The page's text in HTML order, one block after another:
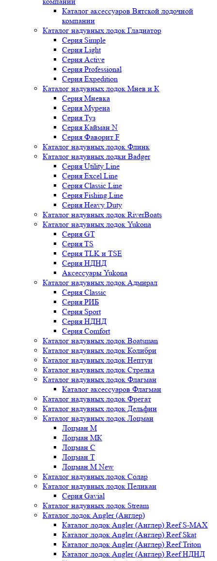
Каталог аксессуаров Вятской лодочной
компании
Каталог надувных лодок Гладиатор
Серия Simple
Серия Light
Серия Active
Серия Professional
Серия Expedition
Каталог надувных лодок Мнев и К
Серия Мневка
Серия Мурена
Серия Туз
Серия Кайман N
Серия Фаворит F
Каталог надувных лодок Флинк
Каталог надувных лодки Badger
Серия Utility Line
Серия Excel Line
Серия Classic Line
Серия Fishing Line
Серия Heavy Duty
Каталог надувных лодок RiverBoats
Каталог надувных лодок Yukona
Серия GT
Серия TS
Серия TLK и TSE
Серия НДНД
Аксессуары Yukona
Каталог надувных лодок Адмирал
Серия Classic
Серия РИБ
Серия Sport
Серия НДНД
Серия Comfort
Каталог надувных лодок Boatsman
Каталог надувных лодок Колибри
Каталог надувных лодок Нептун
Каталог надувных лодок Стрелка
Каталог надувных лодок Флагман
Каталог аксессуаров Флагман
Каталог надувных лодок Фрегат
Каталог надувных лодок Дельфин
Каталог надувных лодок Лоцман
Лоцман М
Лоцман МК
Лоцман С
Лоцман Т
Лоцман М New
Каталог надувных лодок Солар
Каталог надувных лодок Пеликан
Серия Gavial
Каталог надувных лодок Stream
Каталог лодок Angler (Англер)
Каталог лодок Angler (Англер) Reef S-MAX
Каталог лодок Angler (Англер) Reef Skat
Каталог лодок Angler (Англер) Reef Triton
Каталог лодок Angler (Англер) Reef НДНД